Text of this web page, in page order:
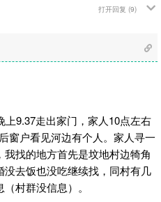
打开回复 (9)
9.37走出家门，家人10点左右
窗户看见河边有个人。家人寻一
找的地方首先是坟地村边犄角
去饭也没吃继续找，同村有几
村群没信息）。